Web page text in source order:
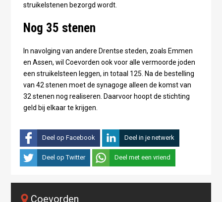
struikelstenen bezorgd wordt.
Nog 35 stenen
In navolging van andere Drentse steden, zoals Emmen
en Assen, wil Coevorden ook voor alle vermoorde joden
een struikelsteen leggen, in totaal 125. Na de bestelling
van 42 stenen moet de synagoge alleen de komst van
32 stenen nog realiseren. Daarvoor hoopt de stichting
geld bij elkaar te krijgen.
Deel op Facebook Deel in je netwerk
Deel op Twitter Deel met een vriend
Coevorden